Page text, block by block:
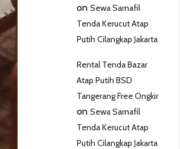
onSewa Sarnafil
Tenda Kerucut Atap
Putih Cilangkap Jakarta
Rental Tenda Bazar
Atap Putih BSD
Tangerang Free Ongkir
onSewa Sarnafil
Tenda Kerucut Atap
Putih Cilangkap Jakarta